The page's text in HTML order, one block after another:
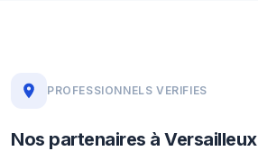
PROFESSIONNELS VERIFIES
Nos partenaires à Versailleux